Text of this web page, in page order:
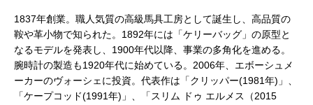
1837年創業。職人気質の高級馬具工房として誕生し、高品質の
鞍や革小物で知られた。1892年には「ケリーバッグ」の原型と
なるモデルを発表し、1900年代以降、事業の多角化を進める。
腕時計の製造も1920年代に始めている。2006年、エボーシュメ
ーカーのヴォーシェに投資。代表作は「クリッパー(1981年)」、
「ケープコッド(1991年)」、「スリム ドゥ エルメス（2015